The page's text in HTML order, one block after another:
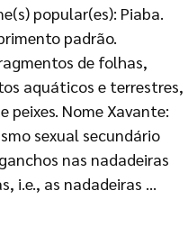
popular(es): Piaba.
padrão.
de folhas,
aquáticos e terrestres,
peixes. Nome Xavante:
sexual secundário
nas nadadeiras
i.e., as nadadeiras …